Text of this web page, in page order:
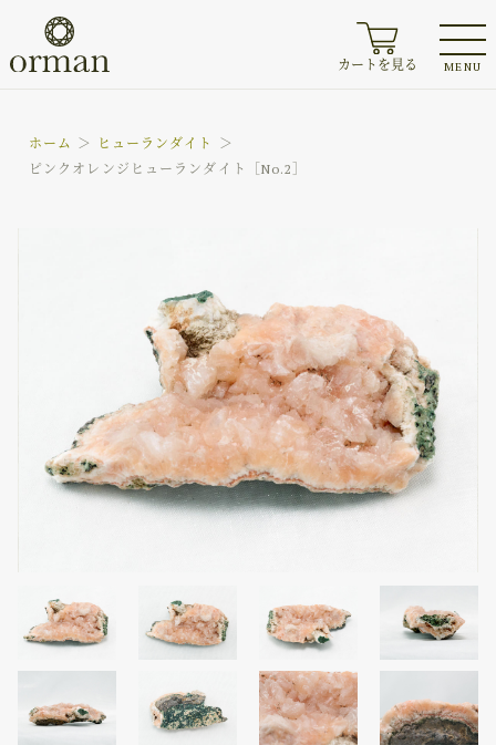
カートを見る MENU
ホーム
ヒューランダイト
ピンクオレンジヒューランダイト［No.2］